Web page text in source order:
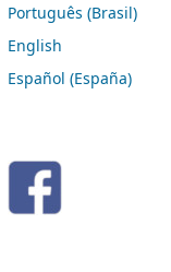
Português (Brasil)
English
Español (España)